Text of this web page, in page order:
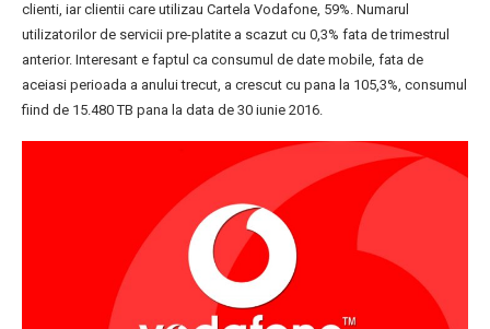
clienti, iar clientii care utilizau Cartela Vodafone, 59%. Numarul
utilizatorilor de servicii pre-platite a scazut cu 0,3% fata de trimestrul
anterior. Interesant e faptul ca consumul de date mobile, fata de
aceiasi perioada a anului trecut, a crescut cu pana la 105,3%, consumul
fiind de 15.480 TB pana la data de 30 iunie 2016.